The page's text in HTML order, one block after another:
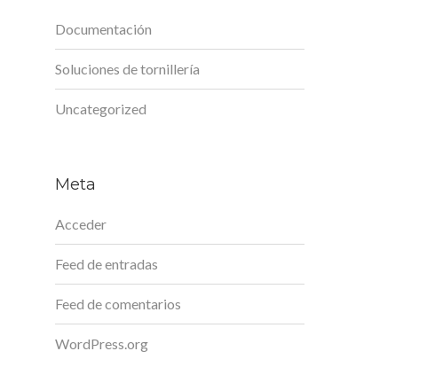
Documentación
Soluciones de tornillería
Uncategorized
Meta
Acceder
Feed de entradas
Feed de comentarios
WordPress.org